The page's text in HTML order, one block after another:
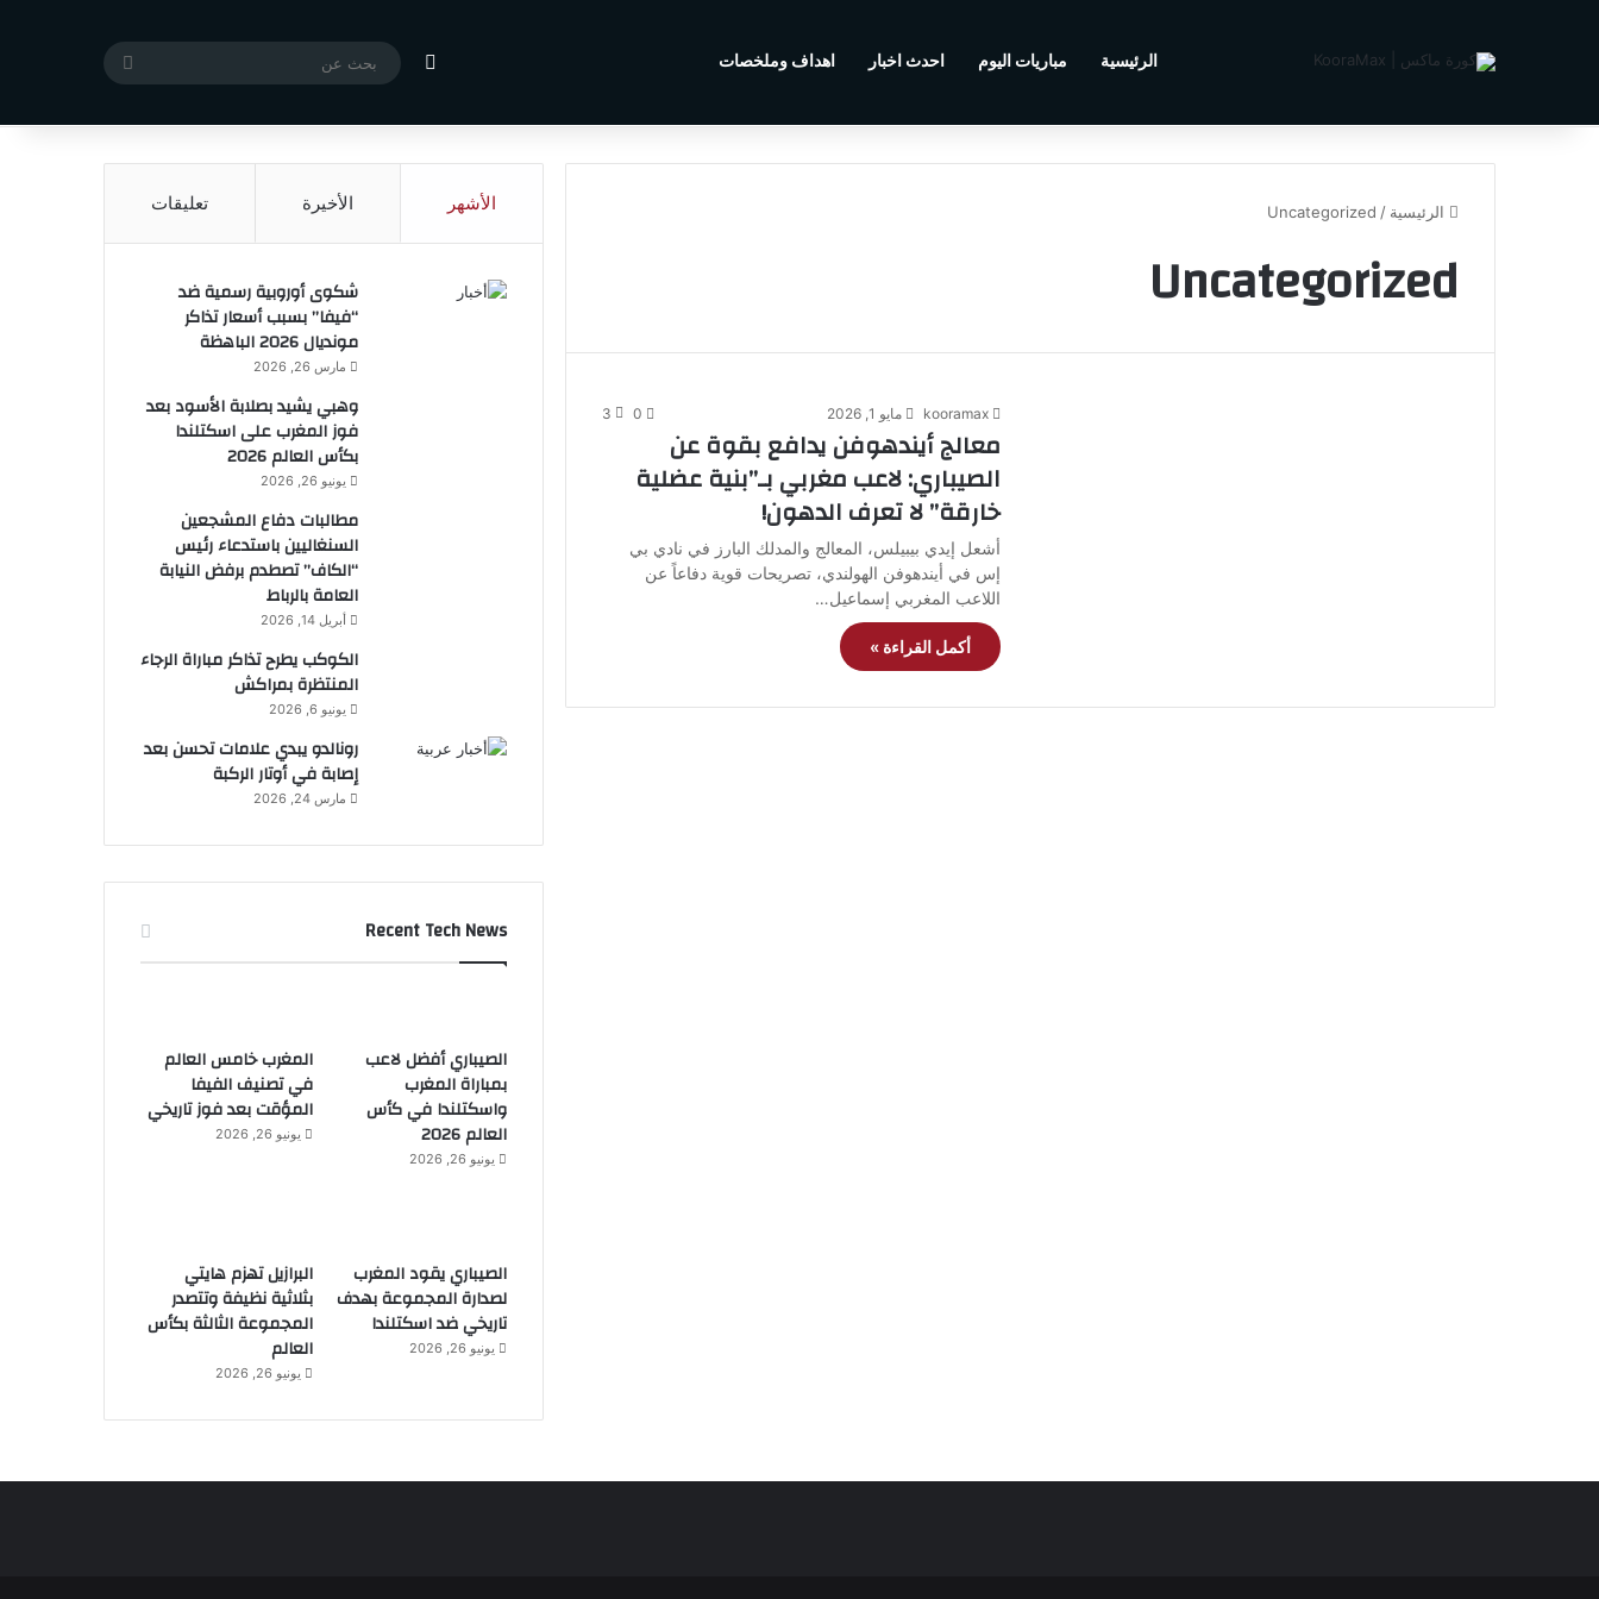
الرئيسية مباريات اليوم احدث اخبار اهداف وملخصات مقال عشوائي
بحث
الرئيسية /
Uncategorized
Uncategorized
kooramax مايو 1, 2026 0
3
معالج أيندهوفن يدافع بقوة عن
الصيباري: لاعب مغربي بـ”بنية عضلية
خارقة” لا تعرف الدهون!
أشعل إيدي بيبيلس، المعالج والمدلك البارز في نادي بي
إس في أيندهوفن الهولندي، تصريحات قوية دفاعاً عن
اللاعب المغربي إسماعيل…
أكمل القراءة »
الأشهر الأخيرة تعليقات
شكوى أوروبية رسمية ضد
“فيفا” بسبب أسعار تذاكر
مونديال 2026 الباهظة
مارس 26, 2026
وهبي يشيد بصلابة الأسود بعد
فوز المغرب على اسكتلندا
بكأس العالم 2026
يونيو 26, 2026
مطالبات دفاع المشجعين
السنغاليين باستدعاء رئيس
“الكاف” تصطدم برفض النيابة
العامة بالرباط
أبريل 14, 2026
الكوكب يطرح تذاكر مباراة الرجاء
المنتظرة بمراكش
يونيو 6, 2026
رونالدو يبدي علامات تحسن بعد
إصابة في أوتار الركبة
مارس 24, 2026
Recent Tech News
الصيباري أفضل لاعب
بمباراة المغرب
واسكتلندا في كأس
العالم 2026
يونيو 26, 2026
المغرب خامس العالم
في تصنيف الفيفا
المؤقت بعد فوز تاريخي
يونيو 26, 2026
الصيباري يقود المغرب
لصدارة المجموعة بهدف
تاريخي ضد اسكتلندا
يونيو 26, 2026
البرازيل تهزم هايتي
بثلاثية نظيفة وتتصدر
المجموعة الثالثة بكأس
العالم
يونيو 26, 2026